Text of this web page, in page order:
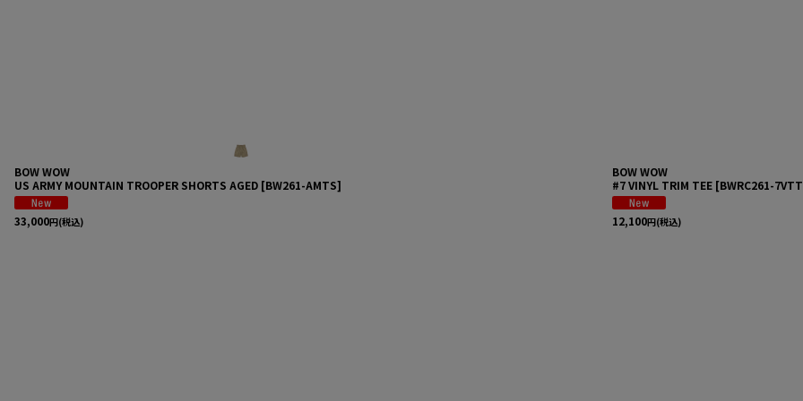
BOW WOW
US ARMY MOUNTAIN TROOPER SHORTS AGED [BW261-AMTS]
33,000円(税込)
BOW WOW
#7 VINYL TRIM TEE [BWRC261-7VTT
12,100円(税込)